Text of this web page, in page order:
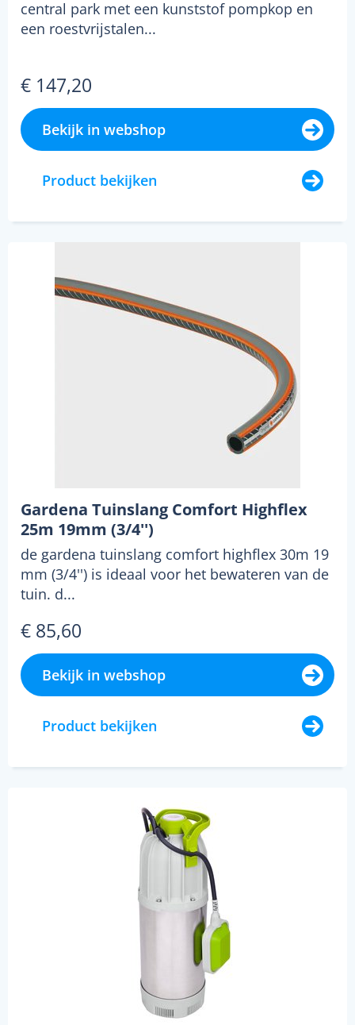
central park met een kunststof pompkop en
een roestvrijstalen...
€ 147,20
Bekijk in webshop
Product bekijken
Gardena Tuinslang Comfort Highflex
25m 19mm (3/4'')
de gardena tuinslang comfort highflex 30m 19
mm (3/4'') is ideaal voor het bewateren van de
tuin. d...
€ 85,60
Bekijk in webshop
Product bekijken